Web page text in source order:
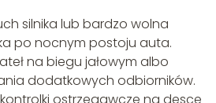
silnika lub bardzo wolna
po nocnym postoju auta.
na biegu jałowym albo
dodatkowych odbiorników.